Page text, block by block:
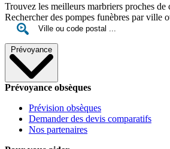
Trouvez les meilleurs marbriers proches de
Rechercher des pompes funèbres par ville
Prévoyance
Prévoyance obsèques
Prévision obsèques
Demander des devis comparatifs
Nos partenaires